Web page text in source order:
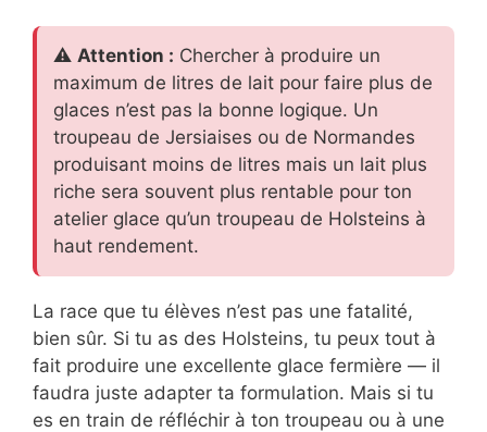
⚠️ Attention : Chercher à produire un
maximum de litres de lait pour faire plus de
glaces n’est pas la bonne logique. Un
troupeau de Jersiaises ou de Normandes
produisant moins de litres mais un lait plus
riche sera souvent plus rentable pour ton
atelier glace qu’un troupeau de Holsteins à
haut rendement.
La race que tu élèves n’est pas une fatalité,
bien sûr. Si tu as des Holsteins, tu peux tout à
fait produire une excellente glace fermière — il
faudra juste adapter ta formulation. Mais si tu
es en train de réfléchir à ton troupeau ou à une